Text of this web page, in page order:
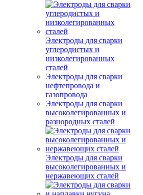
Электроды для сварки
углеродистых и
низколегированных
сталей
Электроды для сварки
нефтепровода и
газопровода
Электроды для сварки
высоколегированных и
разнородных сталей
Электроды для сварки
высоколегированных и
нержавеющих сталей